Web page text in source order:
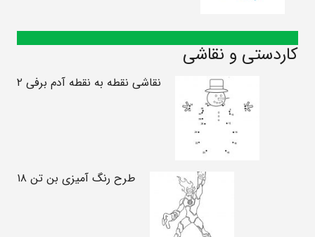
کاردستی و نقاشی
نقاشی نقطه به نقطه آدم برفی ۲
طرح رنگ آمیزی بن تن ۱۸